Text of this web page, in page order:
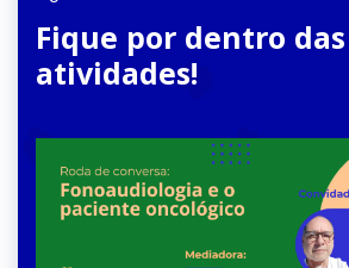
Fique por dentro
atividades!